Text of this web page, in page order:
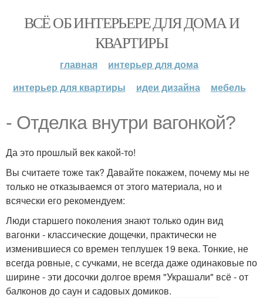
ВСЁ ОБ ИНТЕРЬЕРЕ ДЛЯ ДОМА И
КВАРТИРЫ
главная
интерьер для дома
интерьер для квартиры
идеи дизайна мебель
- Отделка внутри вагонкой?
Да это прошлый век какой-то!
Вы считаете тоже так? Давайте покажем, почему мы не
только не отказываемся от этого материала, но и
всячески его рекомендуем:
Люди старшего поколения знают только один вид
вагонки - классические дощечки, практически не
изменившиеся со времен теплушек 19 века. Тонкие, не
всегда ровные, с сучками, не всегда даже одинаковые по
ширине - эти досочки долгое время "Украшали" всё - от
балконов до саун и садовых домиков.